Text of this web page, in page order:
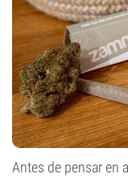
Antes de pensar en